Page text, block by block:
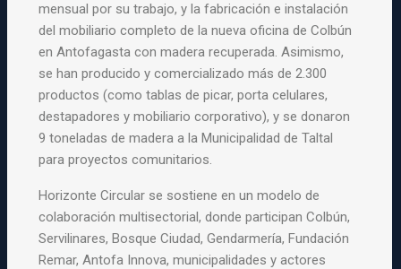
mensual por su trabajo, y la fabricación e instalación
del mobiliario completo de la nueva oficina de Colbún
en Antofagasta con madera recuperada. Asimismo,
se han producido y comercializado más de 2.300
productos (como tablas de picar, porta celulares,
destapadores y mobiliario corporativo), y se donaron
9 toneladas de madera a la Municipalidad de Taltal
para proyectos comunitarios.
Horizonte Circular se sostiene en un modelo de
colaboración multisectorial, donde participan Colbún,
Servilinares, Bosque Ciudad, Gendarmería, Fundación
Remar, Antofa Innova, municipalidades y actores